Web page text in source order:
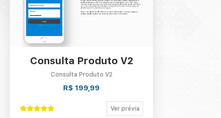
Illi
Minha conta
Consulta Produto V2
Consulta Produto V2
R$ 199,99
Ver prévia